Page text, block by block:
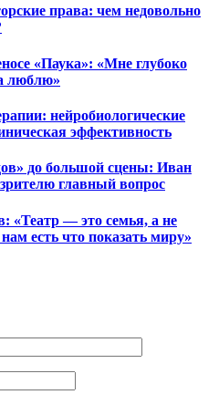
права: чем недовольно
«Паука»: «Мне глубоко
люблю»
нейробиологические
эффективность
до большой сцены: Иван
главный вопрос
«Театр — это семья, а не
есть что показать миру»